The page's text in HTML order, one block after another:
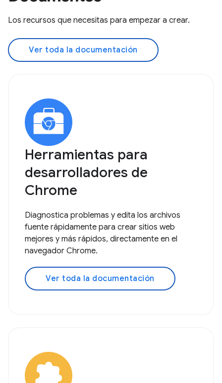
Los recursos que necesitas para empezar a crear.
Ver toda la documentación
Herramientas para
desarrolladores de
Chrome
Diagnostica problemas y edita los archivos
fuente rápidamente para crear sitios web
mejores y más rápidos, directamente en el
navegador Chrome.
Ver toda la documentación